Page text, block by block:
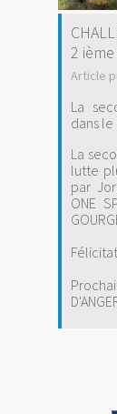
2 ième
Article
La
dans
La
lutte
par
ONE